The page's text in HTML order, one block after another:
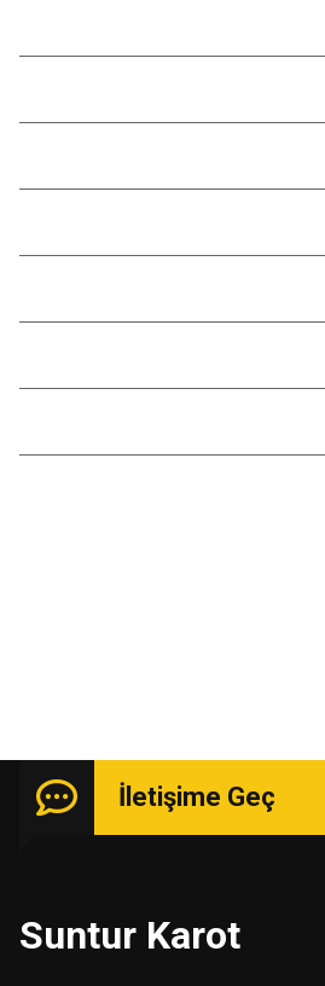
İletişime Geç
Suntur Karot